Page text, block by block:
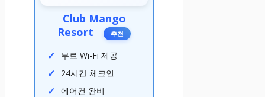
Club Mango
Resort
추천
무료 Wi-Fi 제공
24시간 체크인
에어컨 완비